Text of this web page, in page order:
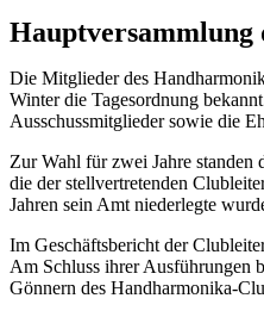
Hauptversammlung
Die Mitglieder des
Winter die Tagesordnung
Ausschussmitglieder sowie die
Zur Wahl für zwei Jahre standen
die der stellvertretenden
Jahren sein Amt niederlegte
Im Geschäftsbericht der
Am Schluss ihrer Ausführungen
Gönnern des Handharmonika-